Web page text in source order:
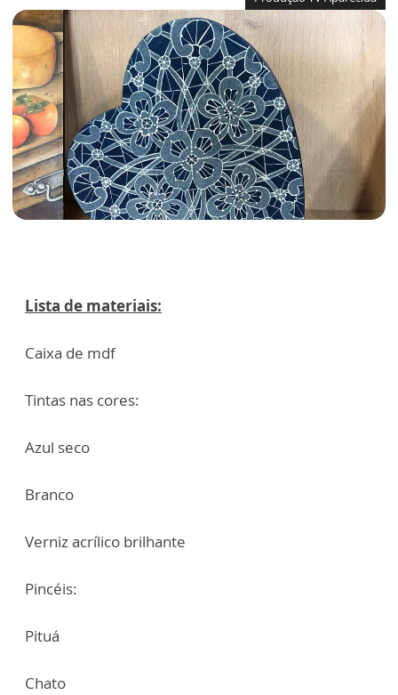
Lista de materiais:
Caixa de mdf
Tintas nas cores:
Azul seco
Branco
Verniz acrílico brilhante
Pincéis:
Pituá
Chato